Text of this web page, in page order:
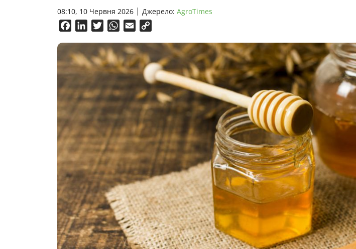
08:10, 10 Червня 2026 Джерело: AgroTimes
FacebookLinkedInTwitterWhatsApp
Email